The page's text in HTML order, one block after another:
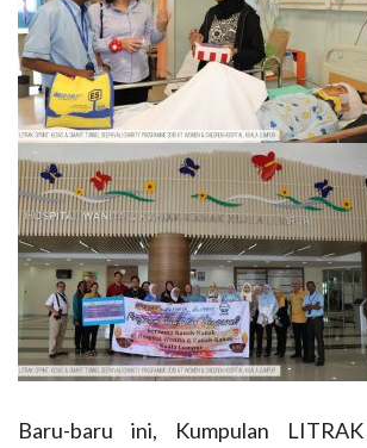
Baru-baru ini, Kumpulan LITRAK